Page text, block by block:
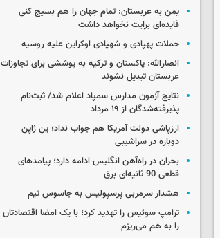
یمن به عربستان: تمام جهان را هم بسیج کنی
فایده‌ای برایت نخواهد داشت
حملات پهپادی و شهپادی اوکراین علیه روسیه
انصارالله: پاکستان و ترکیه به پوششی برای تجاوزات
عربستان تبدیل نشوند
نتایج آزمون مدارس سمپاد اعلام شد/ ثبت‌نام
پذیرفته‌شدگان از ۱۹ مرداد
ارزپاشی دولت آمریکا هم جواب نداد؛ ین ژاپن
دوباره در سراشیبی
بحران در راه‌آهن انگلیس ادامه دارد؛ پیامدهای
قطعی 90 ثانیه‌ای برق
هشدار سرمربی پرسپولیس به جاسوس تیم
ترامپ سوئیس را تهدید کرد؛ با یک امضا اقتصادتان
را به هم می‌ریزم